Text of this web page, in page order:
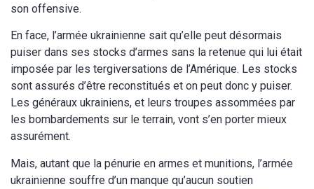
son offensive.
En face, l’armée ukrainienne sait qu’elle peut désormais
puiser dans ses stocks d’armes sans la retenue qui lui était
imposée par les tergiversations de l’Amérique. Les stocks
sont assurés d’être reconstitués et on peut donc y puiser.
Les généraux ukrainiens, et leurs troupes assommées par
les bombardements sur le terrain, vont s’en porter mieux
assurément.
Mais, autant que la pénurie en armes et munitions, l’armée
ukrainienne souffre d’un manque qu’aucun soutien